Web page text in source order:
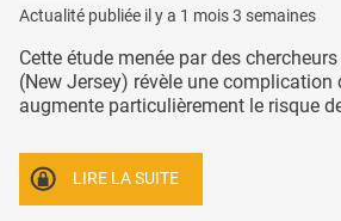
Actualité publiée il y a 1 mois 3 semaines
Cette étude menée par des
(New Jersey) révèle une complication
augmente particulièrement le risque
LIRE LA SUITE